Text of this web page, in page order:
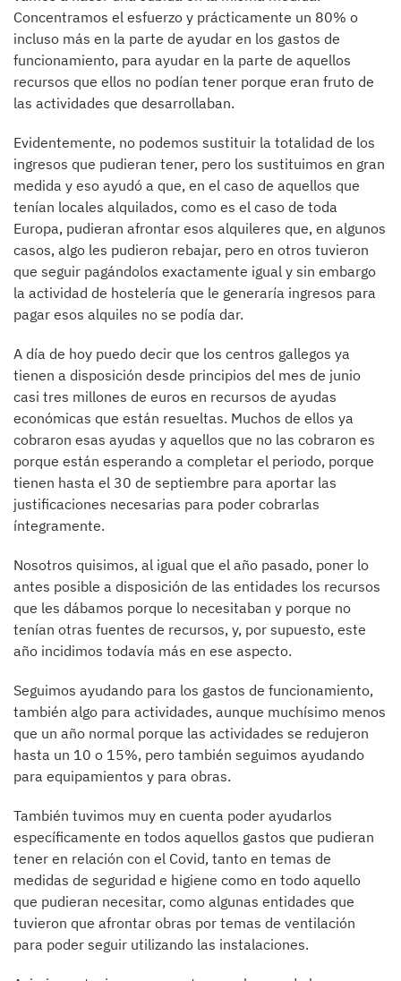
Concentramos el esfuerzo y prácticamente un 80% o
incluso más en la parte de ayudar en los gastos de
funcionamiento, para ayudar en la parte de aquellos
recursos que ellos no podían tener porque eran fruto de
las actividades que desarrollaban.
Evidentemente, no podemos sustituir la totalidad de los
ingresos que pudieran tener, pero los sustituimos en gran
medida y eso ayudó a que, en el caso de aquellos que
tenían locales alquilados, como es el caso de toda
Europa, pudieran afrontar esos alquileres que, en algunos
casos, algo les pudieron rebajar, pero en otros tuvieron
que seguir pagándolos exactamente igual y sin embargo
la actividad de hostelería que le generaría ingresos para
pagar esos alquiles no se podía dar.
A día de hoy puedo decir que los centros gallegos ya
tienen a disposición desde principios del mes de junio
casi tres millones de euros en recursos de ayudas
económicas que están resueltas. Muchos de ellos ya
cobraron esas ayudas y aquellos que no las cobraron es
porque están esperando a completar el periodo, porque
tienen hasta el 30 de septiembre para aportar las
justificaciones necesarias para poder cobrarlas
íntegramente.
Nosotros quisimos, al igual que el año pasado, poner lo
antes posible a disposición de las entidades los recursos
que les dábamos porque lo necesitaban y porque no
tenían otras fuentes de recursos, y, por supuesto, este
año incidimos todavía más en ese aspecto.
Seguimos ayudando para los gastos de funcionamiento,
también algo para actividades, aunque muchísimo menos
que un año normal porque las actividades se redujeron
hasta un 10 o 15%, pero también seguimos ayudando
para equipamientos y para obras.
También tuvimos muy en cuenta poder ayudarlos
específicamente en todos aquellos gastos que pudieran
tener en relación con el Covid, tanto en temas de
medidas de seguridad e higiene como en todo aquello
que pudieran necesitar, como algunas entidades que
tuvieron que afrontar obras por temas de ventilación
para poder seguir utilizando las instalaciones.